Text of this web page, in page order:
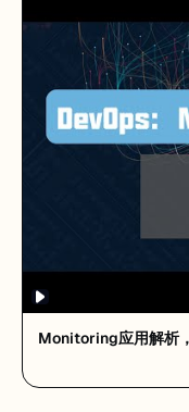
Monitoring应用解析